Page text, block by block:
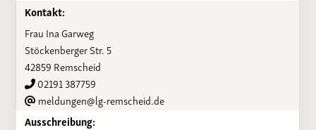
Kontakt:
Frau Ina Garweg
Stöckenberger Str. 5
42859 Remscheid
02191 387759
meldungen@lg-remscheid.de
Ausschreibung: